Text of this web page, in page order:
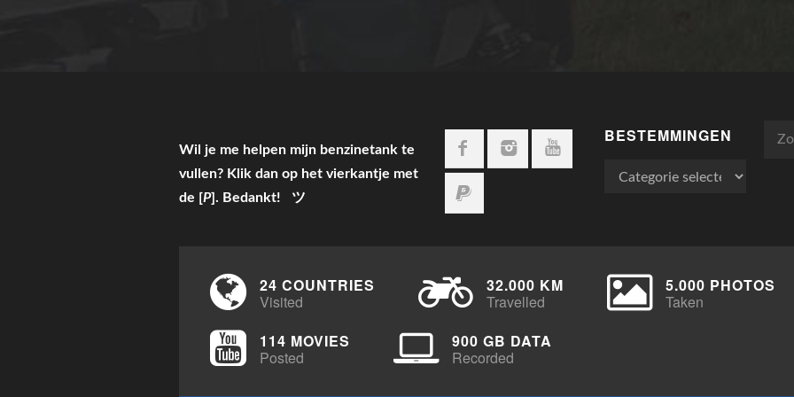
Wil je me helpen mijn benzinetank te
vullen? Klik dan op het vierkantje met
de [P]. Bedankt! ツ
BESTEMMINGEN
Bestemmingen
24 COUNTRIES
Visited
32.000 KM
Travelled
5.000 PHOTOS
Taken
114 MOVIES
Posted
900 GB DATA
Recorded